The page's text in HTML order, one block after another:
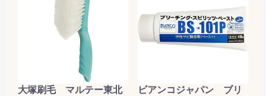
大塚刷毛 マルテー東北
ビアンコジャパン ブリ